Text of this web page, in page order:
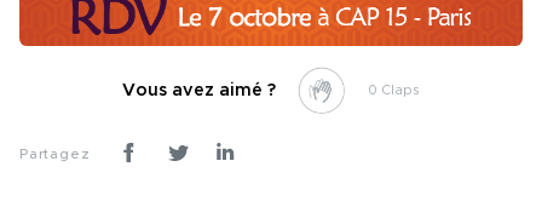
Vous avez aimé ? 0
Partagez